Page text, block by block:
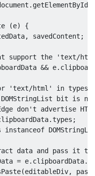
. getElementById
(e)
{
, savedContent ;
support the 'text/
&& e.
'text/html' in types
bit is
don't advertise
.types ;
instanceof
data and pass it to
= e. clipboardData.
(editableDiv,